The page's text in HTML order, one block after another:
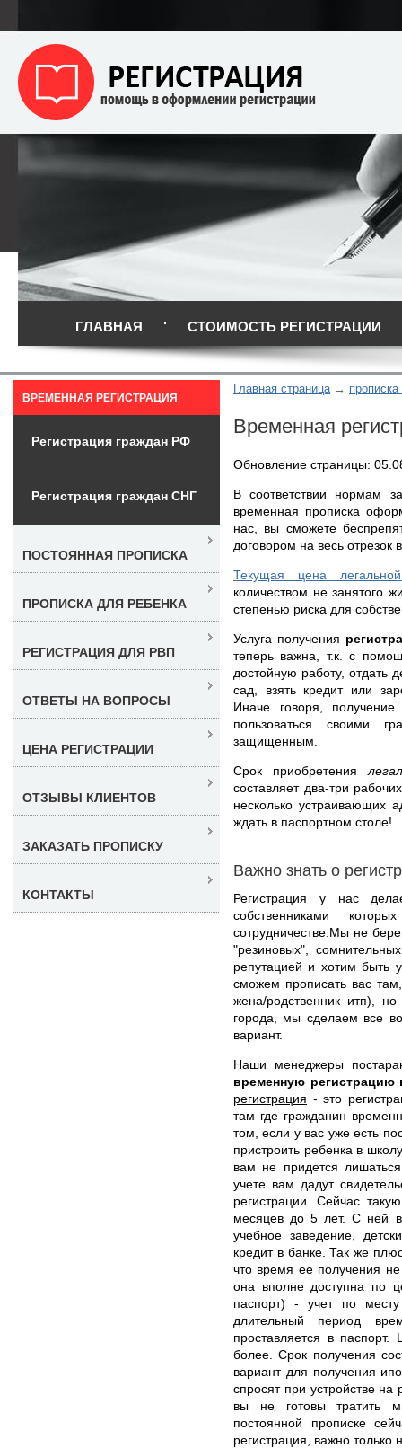
ГЛАВНАЯ СТОИМОСТЬ РЕГИСТРАЦИИ
Главная страница
Временная
Обновление страницы:
В соответствии нормам
временная прописка
нас, вы сможете
договором на весь отрезок
Текущая цена
количеством не занятого
степенью риска для
Услуга получения
теперь важна, т.к. с
достойную работу, отдать
сад, взять кредит или
Иначе говоря,
пользоваться своими
защищенным.
Срок приобретения
составляет два-три
несколько устраивающих
ждать в паспортном столе!
Важно знать о
Регистрация у нас
собственниками
сотрудничестве.Мы не
"резиновых",
репутацией и хотим быть
сможем прописать вас
жена/родственник итп),
города, мы сделаем все
вариант.
Наши менеджеры
временную регистрацию
регистрация - это
там где гражданин
том, если у вас уже есть
пристроить ребенка в
вам не придется
учете вам дадут
регистрации. Сейчас
месяцев до 5 лет. С ней
учебное заведение,
кредит в банке. Так же
что время ее получения
она вполне доступна по
паспорт) - учет по
длительный период
проставляется в
более. Срок получения
вариант для получения
спросят при устройстве
вы не готовы тратить
постоянной прописке
регистрация, важно
ВРЕМЕННАЯ РЕГИСТРАЦИЯ
Регистрация граждан РФ
Регистрация граждан СНГ
ПОСТОЯННАЯ ПРОПИСКА
ПРОПИСКА ДЛЯ РЕБЕНКА
РЕГИСТРАЦИЯ ДЛЯ РВП
ОТВЕТЫ НА ВОПРОСЫ
ЦЕНА РЕГИСТРАЦИИ
ОТЗЫВЫ КЛИЕНТОВ
ЗАКАЗАТЬ ПРОПИСКУ
КОНТАКТЫ